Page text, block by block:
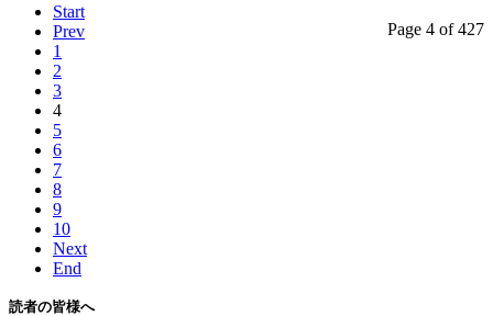
Page 4 of 427
Start
Prev
1
2
3
4
5
6
7
8
9
10
Next
End
読者の皆様へ